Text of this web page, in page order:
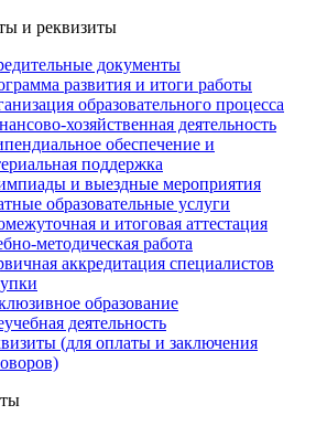
и реквизиты
документы
развития и итоги работы
образовательного процесса
хозяйственная деятельность
обеспечение и
поддержка
и выездные мероприятия
образовательные услуги
и итоговая аттестация
методическая работа
аккредитация специалистов
образование
деятельность
(для оплаты и заключения